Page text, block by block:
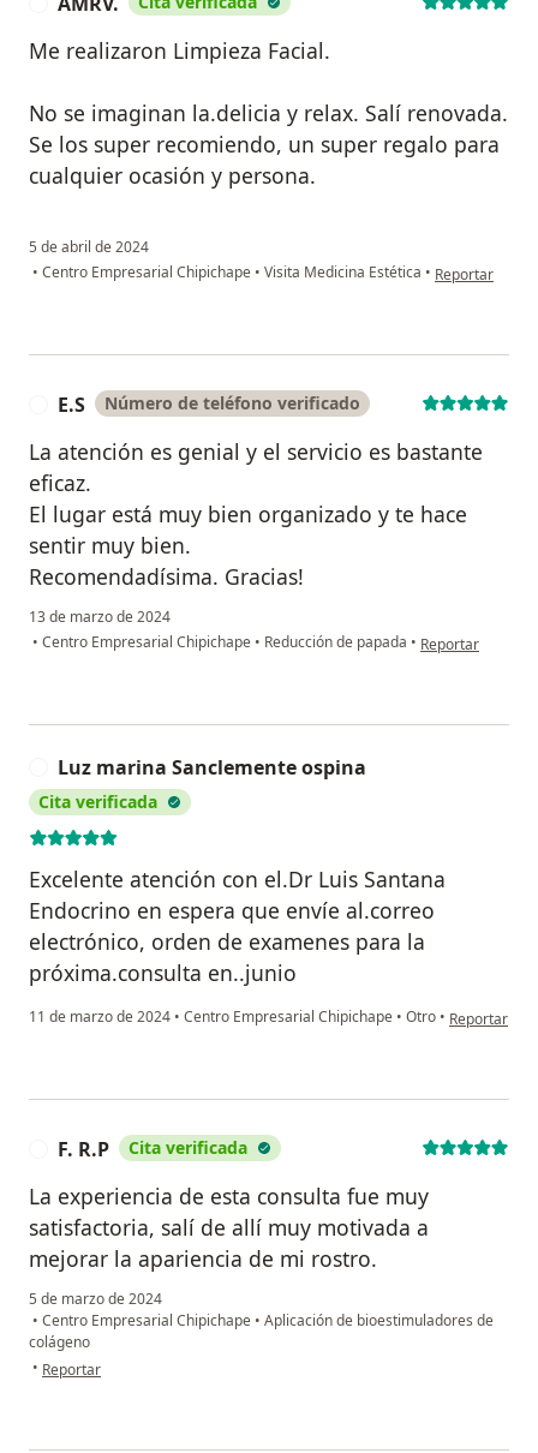
Me realizaron Limpieza Facial.
No se imaginan la.delicia y relax. Salí renovada.
Se los super recomiendo, un super regalo para
cualquier ocasión y persona.
5 de abril de 2024
• Centro Empresarial Chipichape • Visita Medicina Estética • en opinión del
Reportar
E.S Número de teléfono verificado
La atención es genial y el servicio es bastante
eficaz.
El lugar está muy bien organizado y te hace
sentir muy bien.
Recomendadísima. Gracias!
13 de marzo de 2024
• Centro Empresarial Chipichape • Reducción de papada • en opinión del
Reportar
Luz marina Sanclemente ospina
Cita verificada
Excelente atención con el.Dr Luis Santana
Endocrino en espera que envíe al.correo
electrónico, orden de examenes para la
próxima.consulta en..junio
11 de marzo de 2024 • Centro Empresarial Chipichape • Otro • en opinión
Reportar
F. R.P Cita verificada
La experiencia de esta consulta fue muy
satisfactoria, salí de allí muy motivada a
mejorar la apariencia de mi rostro.
5 de marzo de 2024
• Centro Empresarial Chipichape • Aplicación de bioestimuladores de
colágeno
• en opinión del usuario F. R.P
Reportar